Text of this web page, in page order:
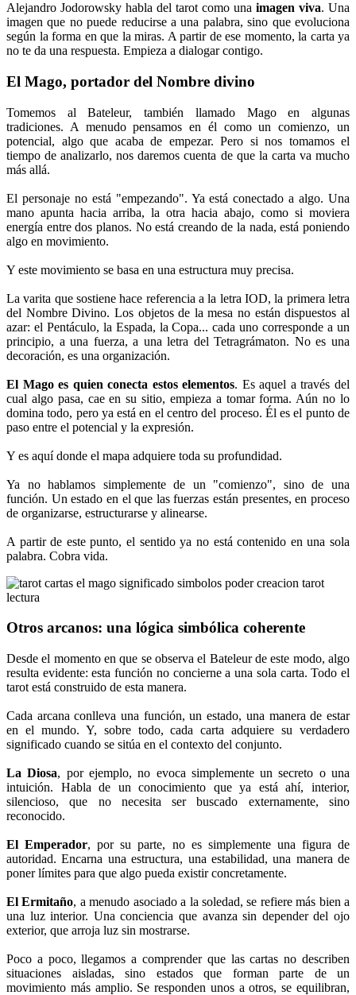
Alejandro Jodorowsky habla del tarot como una imagen viva. Una
imagen que no puede reducirse a una palabra, sino que evoluciona
según la forma en que la miras. A partir de ese momento, la carta ya
no te da una respuesta. Empieza a dialogar contigo.
El Mago, portador del Nombre divino
Tomemos al Bateleur, también llamado Mago en algunas
tradiciones. A menudo pensamos en él como un comienzo, un
potencial, algo que acaba de empezar. Pero si nos tomamos el
tiempo de analizarlo, nos daremos cuenta de que la carta va mucho
más allá.
El personaje no está "empezando". Ya está conectado a algo. Una
mano apunta hacia arriba, la otra hacia abajo, como si moviera
energía entre dos planos. No está creando de la nada, está poniendo
algo en movimiento.
Y este movimiento se basa en una estructura muy precisa.
La varita que sostiene hace referencia a la letra IOD, la primera letra
del Nombre Divino. Los objetos de la mesa no están dispuestos al
azar: el Pentáculo, la Espada, la Copa... cada uno corresponde a un
principio, a una fuerza, a una letra del Tetragrámaton. No es una
decoración, es una organización.
El Mago es quien conecta estos elementos. Es aquel a través del
cual algo pasa, cae en su sitio, empieza a tomar forma. Aún no lo
domina todo, pero ya está en el centro del proceso. Él es el punto de
paso entre el potencial y la expresión.
Y es aquí donde el mapa adquiere toda su profundidad.
Ya no hablamos simplemente de un "comienzo", sino de una
función. Un estado en el que las fuerzas están presentes, en proceso
de organizarse, estructurarse y alinearse.
A partir de este punto, el sentido ya no está contenido en una sola
palabra. Cobra vida.
Otros arcanos: una lógica simbólica coherente
Desde el momento en que se observa el Bateleur de este modo, algo
resulta evidente: esta función no concierne a una sola carta. Todo el
tarot está construido de esta manera.
Cada arcana conlleva una función, un estado, una manera de estar
en el mundo. Y, sobre todo, cada carta adquiere su verdadero
significado cuando se sitúa en el contexto del conjunto.
La Diosa, por ejemplo, no evoca simplemente un secreto o una
intuición. Habla de un conocimiento que ya está ahí, interior,
silencioso, que no necesita ser buscado externamente, sino
reconocido.
El Emperador, por su parte, no es simplemente una figura de
autoridad. Encarna una estructura, una estabilidad, una manera de
poner límites para que algo pueda existir concretamente.
El Ermitaño, a menudo asociado a la soledad, se refiere más bien a
una luz interior. Una conciencia que avanza sin depender del ojo
exterior, que arroja luz sin mostrarse.
Poco a poco, llegamos a comprender que las cartas no describen
situaciones aisladas, sino estados que forman parte de un
movimiento más amplio. Se responden unos a otros, se equilibran,